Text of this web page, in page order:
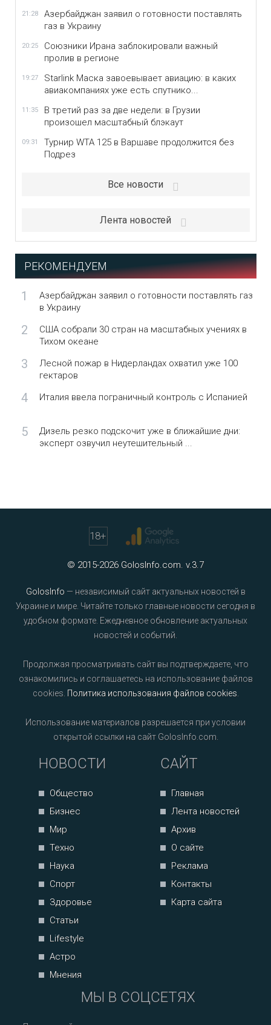
21:28
Азербайджан заявил о готовности поставлять
газ в Украину
20:25
Союзники Ирана заблокировали важный
пролив в регионе
19:27
Starlink Маска завоевывает авиацию: в каких
авиакомпаниях уже есть спутнико...
11:35
В третий раз за две недели: в Грузии
произошел масштабный блэкаут
09:31
Турнир WTA 125 в Варшаве продолжится без
Подрез
Все новости
Лента новостей
РЕКОМЕНДУЕМ
1
Азербайджан заявил о готовности поставлять газ
в Украину
2
США собрали 30 стран на масштабных учениях в
Тихом океане
3
Лесной пожар в Нидерландах охватил уже 100
гектаров
4 Италия ввела пограничный контроль с Испанией
5
Дизель резко подскочит уже в ближайшие дни:
эксперт озвучил неутешительный ...
18+
© 2015-2026 GolosInfo.com. v.3.7
GolosInfo — независимый сайт актуальных новостей в
Украине и мире. Читайте только главные новости сегодня в
удобном формате. Ежедневное обновление актуальных
новостей и событий.
Продолжая просматривать сайт вы подтверждаете, что
ознакомились и соглашаетесь на использование файлов
cookies. Политика использования файлов cookies
Использование материалов разрешается при условии
открытой ссылки на сайт GolosInfo.com.
НОВОСТИ
Общество
Бизнес
Мир
Техно
Наука
Спорт
Здоровье
Статьи
Lifestyle
Астро
Мнения
САЙТ
Главная
Лента новостей
Архив
О сайте
Реклама
Контакты
Карта сайта
МЫ В СОЦСЕТЯХ